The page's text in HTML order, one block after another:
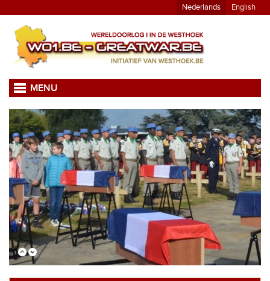
Nederlands English
MENU